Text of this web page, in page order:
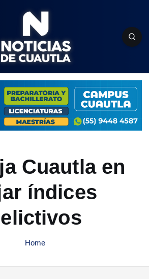
Cuautla en
índices
Home